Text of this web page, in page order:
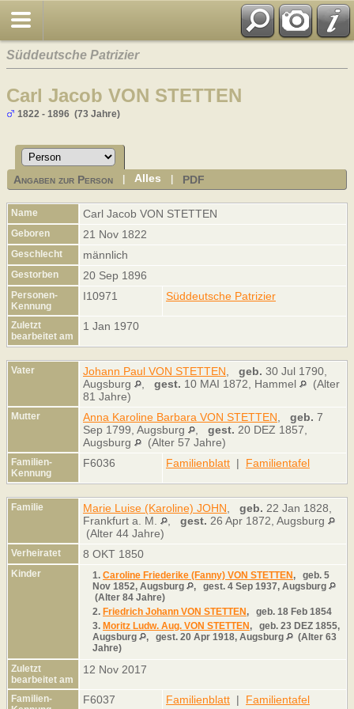
Süddeutsche Patrizier
Carl Jacob VON STETTEN
1822 - 1896 (73 Jahre)
Angaben zur Person |Alles PDF
Name Carl Jacob VON STETTEN
Geboren 21 Nov 1822
Geschlecht männlich
Gestorben 20 Sep 1896
Personen-
Kennung
I10971 Süddeutsche Patrizier
Zuletzt
bearbeitet am
1 Jan 1970
Vater Johann Paul VON STETTEN geb. 30 Jul 1790,
Augsburg
gest. 10 MAI 1872, Hammel
(Alter
81 Jahre)
Mutter Anna Karoline Barbara VON STETTEN geb. 7
Sep 1799, Augsburg
gest. 20 DEZ 1857,
Augsburg
(Alter 57 Jahre)
Familien-
Kennung
F6036 Familienblatt | Familientafel
Familie Marie Luise (Karoline) JOHN geb. 22 Jan 1828,
Frankfurt a. M.
gest. 26 Apr 1872, Augsburg
(Alter 44 Jahre)
Verheiratet 8 OKT 1850
Kinder 1. Caroline Friederike (Fanny) VON STETTEN, geb. 5
Nov 1852, Augsburg
, gest. 4 Sep 1937, Augsburg
(Alter 84 Jahre)
2. Friedrich Johann VON STETTEN, geb. 18 Feb 1854
3. Moritz Ludw. Aug. VON STETTEN, geb. 23 DEZ 1855,
Augsburg
, gest. 20 Apr 1918, Augsburg
(Alter 63
Jahre)
Zuletzt
bearbeitet am
12 Nov 2017
Familien-
F6037 Familienblatt | Familientafel